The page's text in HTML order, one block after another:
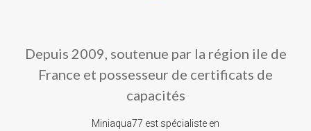
Depuis 2009, soutenue par la région ile de
France et possesseur de certificats de
capacités
Miniaqua77 est spécialiste en